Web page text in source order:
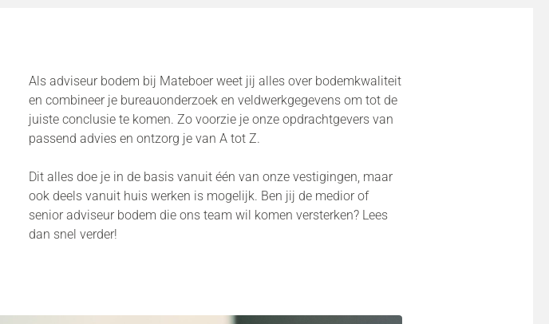
Als adviseur bodem bij Mateboer weet jij alles over bodemkwaliteit
en combineer je bureauonderzoek en veldwerkgegevens om tot de
juiste conclusie te komen. Zo voorzie je onze opdrachtgevers van
passend advies en ontzorg je van A tot Z.
Dit alles doe je in de basis vanuit één van onze vestigingen, maar
ook deels vanuit huis werken is mogelijk. Ben jij de medior of
senior adviseur bodem die ons team wil komen versterken? Lees
dan snel verder!